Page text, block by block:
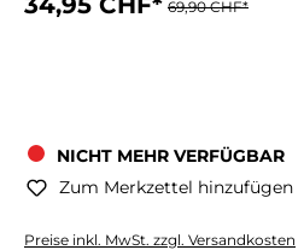
69,90 CHF*
NICHT MEHR VERFÜGBAR
Zum Merkzettel hinzufügen
Preise inkl. MwSt. zzgl. Versandkosten